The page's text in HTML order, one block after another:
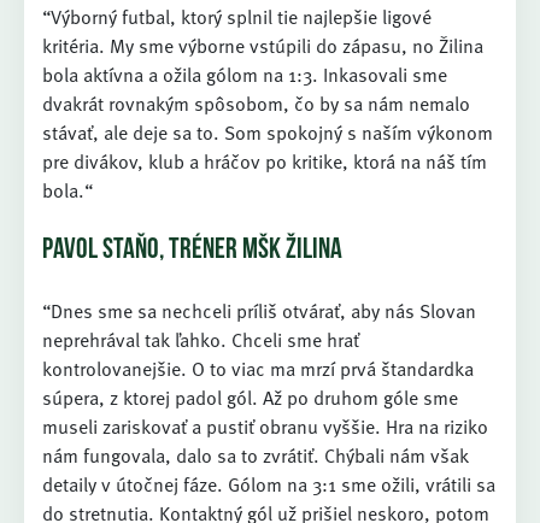
“Výborný futbal, ktorý splnil tie najlepšie ligové
kritéria. My sme výborne vstúpili do zápasu, no Žilina
bola aktívna a ožila gólom na 1:3. Inkasovali sme
dvakrát rovnakým spôsobom, čo by sa nám nemalo
stávať, ale deje sa to. Som spokojný s naším výkonom
pre divákov, klub a hráčov po kritike, ktorá na náš tím
bola.“
PAVOL STAŇO, TRÉNER MŠK ŽILINA
“Dnes sme sa nechceli príliš otvárať, aby nás Slovan
neprehrával tak ľahko. Chceli sme hrať
kontrolovanejšie. O to viac ma mrzí prvá štandardka
súpera, z ktorej padol gól. Až po druhom góle sme
museli zariskovať a pustiť obranu vyššie. Hra na riziko
nám fungovala, dalo sa to zvrátiť. Chýbali nám však
detaily v útočnej fáze. Gólom na 3:1 sme ožili, vrátili sa
do stretnutia. Kontaktný gól už prišiel neskoro, potom